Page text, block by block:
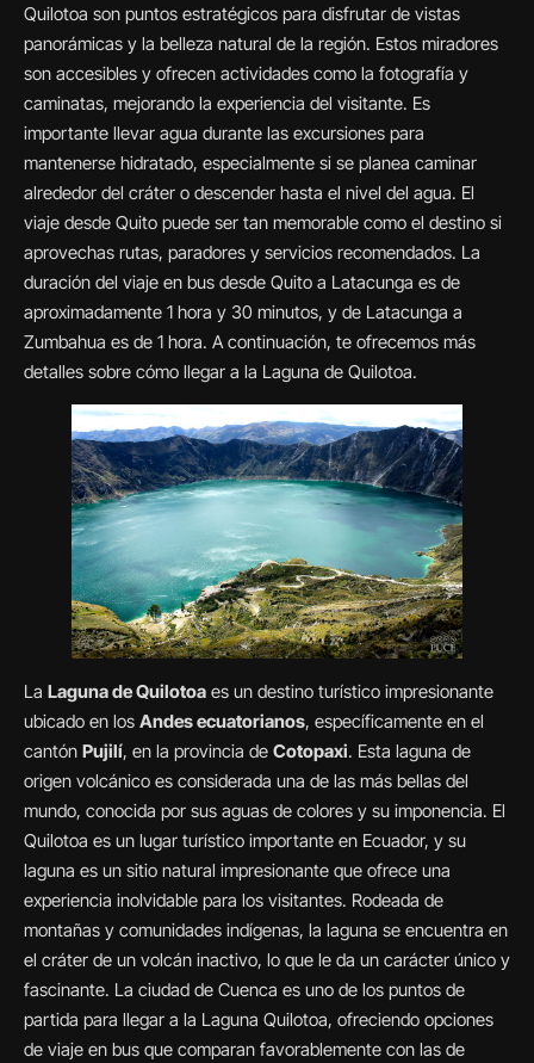
Quilotoa son puntos estratégicos para disfrutar de vistas
panorámicas y la belleza natural de la región. Estos miradores
son accesibles y ofrecen actividades como la fotografía y
caminatas, mejorando la experiencia del visitante. Es
importante llevar agua durante las excursiones para
mantenerse hidratado, especialmente si se planea caminar
alrededor del cráter o descender hasta el nivel del agua. El
viaje desde Quito puede ser tan memorable como el destino si
aprovechas rutas, paradores y servicios recomendados. La
duración del viaje en bus desde Quito a Latacunga es de
aproximadamente 1 hora y 30 minutos, y de Latacunga a
Zumbahua es de 1 hora. A continuación, te ofrecemos más
detalles sobre cómo llegar a la Laguna de Quilotoa.
La Laguna de Quilotoa es un destino turístico impresionante
ubicado en los Andes ecuatorianos, específicamente en el
cantón Pujilí, en la provincia de Cotopaxi. Esta laguna de
origen volcánico es considerada una de las más bellas del
mundo, conocida por sus aguas de colores y su imponencia. El
Quilotoa es un lugar turístico importante en Ecuador, y su
laguna es un sitio natural impresionante que ofrece una
experiencia inolvidable para los visitantes. Rodeada de
montañas y comunidades indígenas, la laguna se encuentra en
el cráter de un volcán inactivo, lo que le da un carácter único y
fascinante. La ciudad de Cuenca es uno de los puntos de
partida para llegar a la Laguna Quilotoa, ofreciendo opciones
de viaje en bus que comparan favorablemente con las de